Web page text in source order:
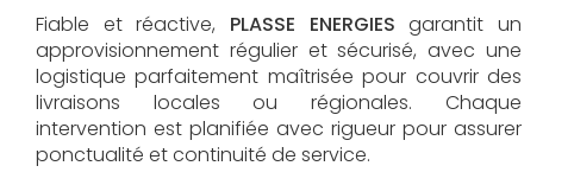
Fiable et réactive, PLASSE ENERGIES garantit un
approvisionnement régulier et sécurisé, avec une
logistique parfaitement maîtrisée pour couvrir des
livraisons locales ou régionales. Chaque
intervention est planifiée avec rigueur pour assurer
ponctualité et continuité de service.